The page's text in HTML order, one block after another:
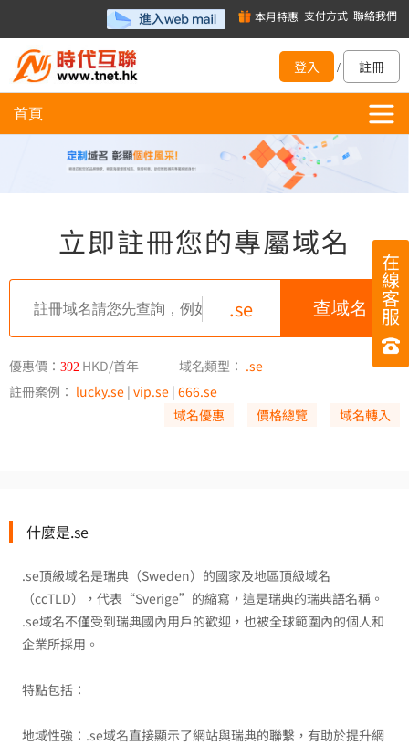
本月特惠 支付方式 聯絡我們
登入 / 註冊
在
線
客
服
首頁
立即註冊您的專屬域名
.se
優惠價： 392 HKD/首年 域名類型： .se
註冊案例： lucky.se | vip.se | 666.se
域名優惠
價格總覽 域名轉入
什麼是.se
.se頂級域名是瑞典（Sweden）的國家及地區頂級域名
（ccTLD），代表“Sverige”的縮寫，這是瑞典的瑞典語名稱。
.se域名不僅受到瑞典國內用戶的歡迎，也被全球範圍內的個人和
企業所採用。
特點包括：
地域性強：.se域名直接顯示了網站與瑞典的聯繫，有助於提升網